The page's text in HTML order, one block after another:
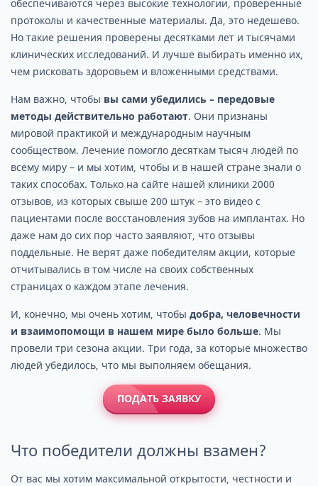
обеспечиваются через высокие технологии, проверенные
протоколы и качественные материалы. Да, это недешево.
Но такие решения проверены десятками лет и тысячами
клинических исследований. И лучше выбирать именно их,
чем рисковать здоровьем и вложенными средствами.
Нам важно, чтобы вы сами убедились – передовые
методы действительно работают. Они признаны
мировой практикой и международным научным
сообществом. Лечение помогло десяткам тысяч людей по
всему миру – и мы хотим, чтобы и в нашей стране знали о
таких способах. Только на сайте нашей клиники 2000
отзывов, из которых свыше 200 штук – это видео с
пациентами после восстановления зубов на имплантах. Но
даже нам до сих пор часто заявляют, что отзывы
поддельные. Не верят даже победителям акции, которые
отчитывались в том числе на своих собственных
страницах о каждом этапе лечения.
И, конечно, мы очень хотим, чтобы добра, человечности
и взаимопомощи в нашем мире было больше. Мы
провели три сезона акции. Три года, за которые множество
людей убедилось, что мы выполняем обещания.
ПОДАТЬ ЗАЯВКУ
Что победители должны взамен?
От вас мы хотим максимальной открытости, честности и